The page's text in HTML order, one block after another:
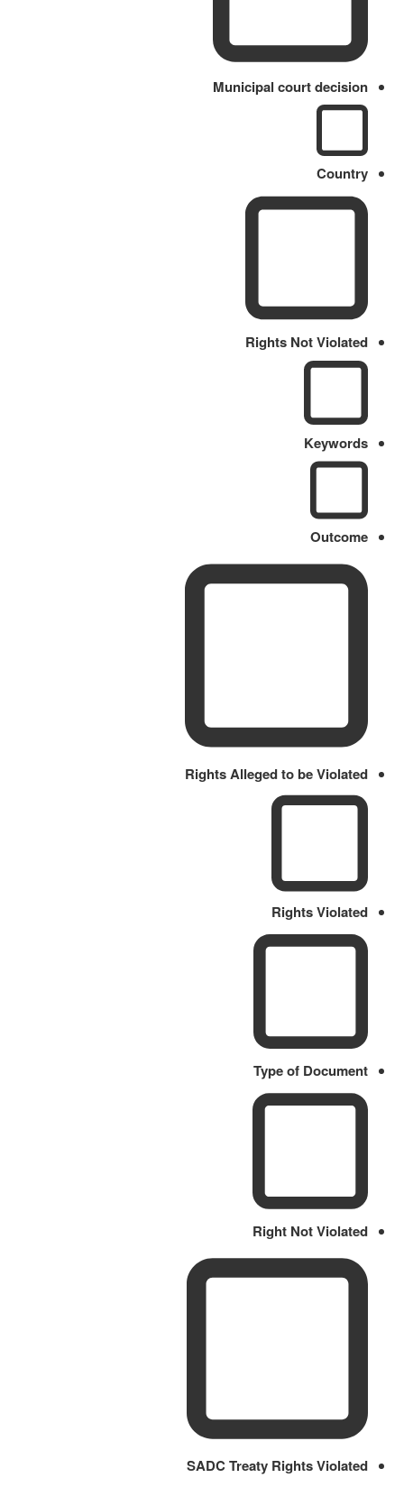
Municipal court decision
Country
Rights Not Violated
Keywords
Outcome
Rights Alleged to be Violated
Rights Violated
Type of Document
Right Not Violated
SADC Treaty Rights Violated